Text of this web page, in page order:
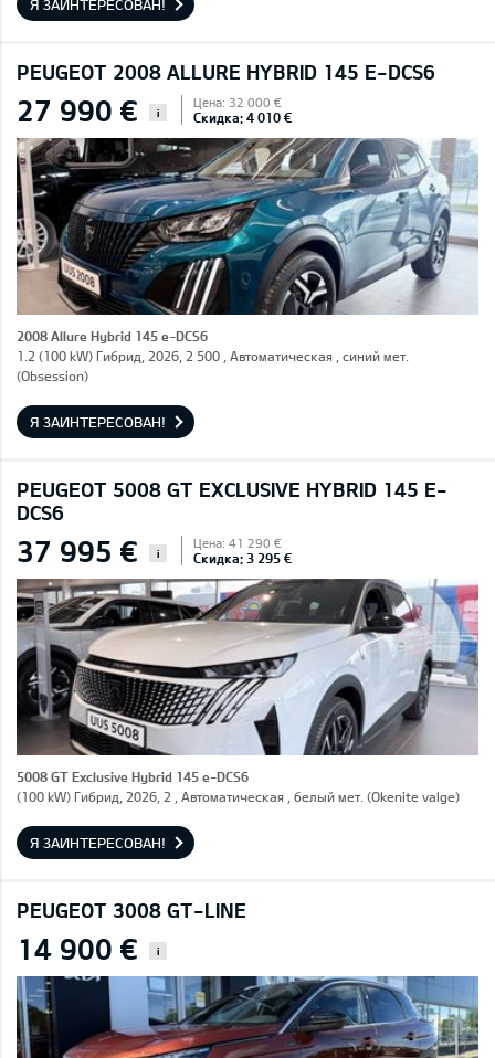
Я ЗАИНТЕРЕСОВАН!
PEUGEOT 2008 ALLURE HYBRID 145 E-DCS6
27 990 € i
Цена: 32 000 €
Скидка: 4 010 €
2008 Allure Hybrid 145 e-DCS6
1.2 (100 kW) Гибрид, 2026, 2 500 , Автоматическая , синий мет.
(Obsession)
Я ЗАИНТЕРЕСОВАН!
PEUGEOT 5008 GT EXCLUSIVE HYBRID 145 E-
DCS6
37 995 € i
Цена: 41 290 €
Скидка: 3 295 €
5008 GT Exclusive Hybrid 145 e-DCS6
(100 kW) Гибрид, 2026, 2 , Автоматическая , белый мет. (Okenite valge)
Я ЗАИНТЕРЕСОВАН!
PEUGEOT 3008 GT-LINE
14 900 € i